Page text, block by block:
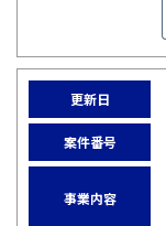
更新日
案件番号
事業内容